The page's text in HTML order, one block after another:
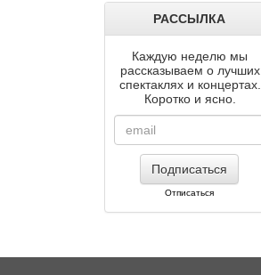
РАССЫЛКА
Каждую неделю мы
рассказываем о лучших
спектаклях и концертах.
Коротко и ясно.
Подписаться
Отписаться